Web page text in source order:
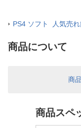
PS4 ソフト 人気売
商品について
商
商品スペ